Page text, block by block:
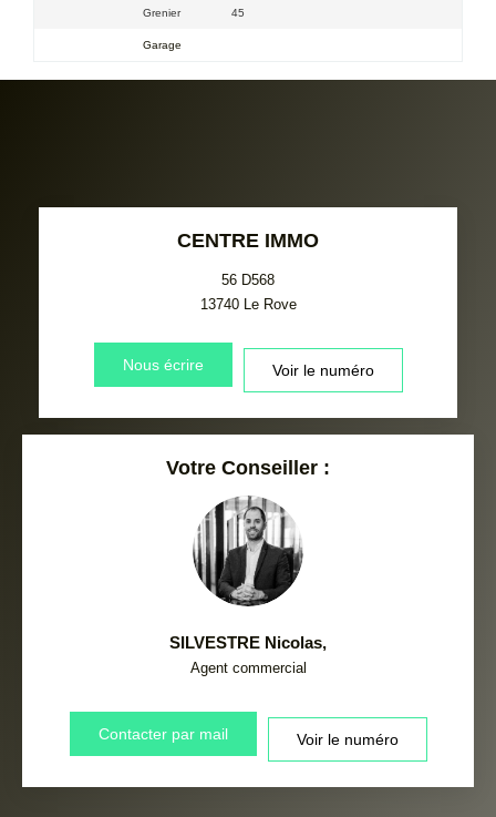
Grenier 45
Garage
CENTRE IMMO
56 D568
13740 Le Rove
Nous écrire Voir le numéro
Votre Conseiller :
SILVESTRE Nicolas,
Agent commercial
Contacter par mail Voir le numéro